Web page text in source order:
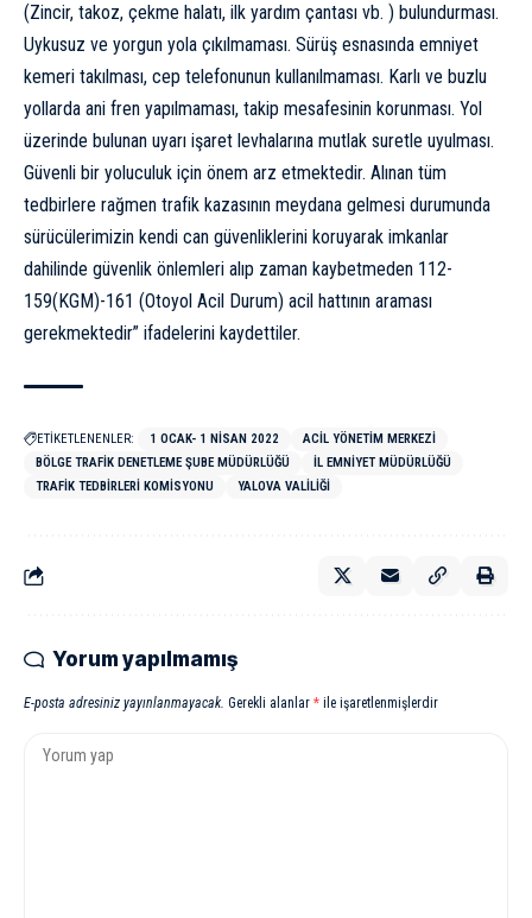
(Zincir, takoz, çekme halatı, ilk yardım çantası vb. ) bulundurması.
Uykusuz ve yorgun yola çıkılmaması. Sürüş esnasında emniyet
kemeri takılması, cep telefonunun kullanılmaması. Karlı ve buzlu
yollarda ani fren yapılmaması, takip mesafesinin korunması. Yol
üzerinde bulunan uyarı işaret levhalarına mutlak suretle uyulması.
Güvenli bir yoluculuk için önem arz etmektedir. Alınan tüm
tedbirlere rağmen trafik kazasının meydana gelmesi durumunda
sürücülerimizin kendi can güvenliklerini koruyarak imkanlar
dahilinde güvenlik önlemleri alıp zaman kaybetmeden 112-
159(KGM)-161 (Otoyol Acil Durum) acil hattının araması
gerekmektedir” ifadelerini kaydettiler.
ETİKETLENENLER: 1 OCAK- 1 NISAN 2022
ACIL YÖNETIM MERKEZI
BÖLGE TRAFIK DENETLEME ŞUBE MÜDÜRLÜĞÜ
İL EMNIYET MÜDÜRLÜĞÜ
TRAFIK TEDBIRLERI KOMISYONU
YALOVA VALILIĞI
Yorum yapılmamış
E-posta adresiniz yayınlanmayacak. Gerekli alanlar * ile işaretlenmişlerdir